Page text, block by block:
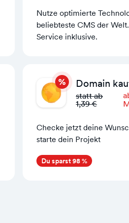
Nutze optimierte
beliebteste CMS der
Service inklusive.
Domain
statt ab
1,39 €
Checke jetzt deine
starte dein Projekt
Du sparst 98 %